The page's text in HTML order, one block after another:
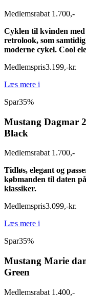
Medlemsrabat 1.700,-
Cyklen til kvinden
retrolook, som
moderne cykel. Cool
Medlemspris3.199,-kr.
Læs mere i
Spar35%
Mustang Dagmar
Black
Medlemsrabat 1.700,-
Tidløs, elegant og
købmanden til daten
klassiker.
Medlemspris3.099,-kr.
Læs mere i
Spar35%
Mustang Marie
Green
Medlemsrabat 1.400,-